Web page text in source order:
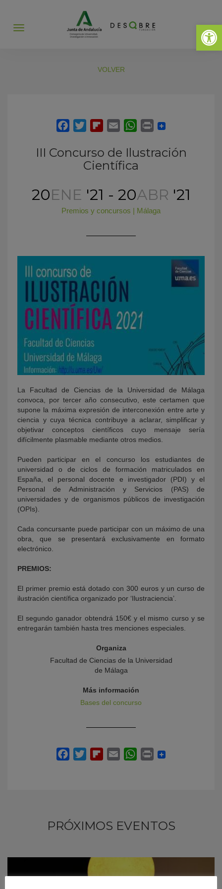
Abrir
Abrir
VOLVER
III Concurso de Ilustración
Científica
20ENE '21 - 20ABR '21
Premios y concursos | Málaga
La Facultad de Ciencias de la Universidad de Málaga
convoca, por tercer año consecutivo, este certamen que
supone la máxima expresión de interconexión entre arte y
ciencia y cuya técnica contribuye a aclarar, simplificar y
objetivar conceptos científicos cuyo mensaje sería
difícilmente plasmable mediante otros medios.
Pueden participar en el concurso los estudiantes de
universidad o de ciclos de formación matriculados en
España, el personal docente e investigador (PDI) y el
Personal de Administración y Servicios (PAS) de
universidades y de organismos públicos de investigación
(OPIs).
Cada concursante puede participar con un máximo de una
obra, que se presentará exclusivamente en formato
electrónico.
PREMIOS:
El primer premio está dotado con 300 euros y un curso de
ilustración científica organizado por ‘Ilustraciencia’.
El segundo ganador obtendrá 150€ y el mismo curso y se
entregarán también hasta tres menciones especiales.
Organiza
Facultad de Ciencias de la Universidad
de Málaga
Más información
Bases del concurso
PRÓXIMOS EVENTOS